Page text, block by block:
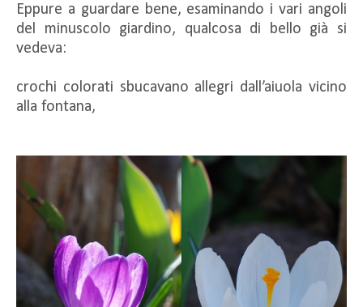
Eppure a guardare bene, esaminando i vari angoli
del minuscolo giardino, qualcosa di bello già si
vedeva:
crochi colorati sbucavano allegri dall’aiuola vicino
alla fontana,